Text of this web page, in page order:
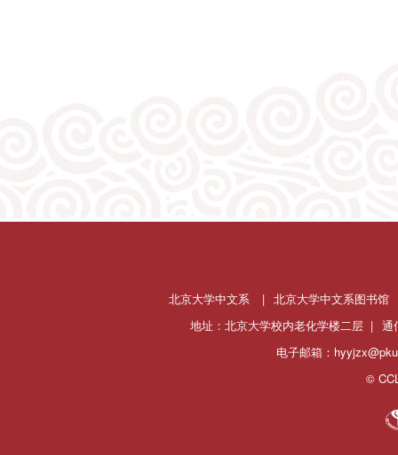
北京大学中文系 | 北京大学中文系图书馆
地址：北京大学校内老化学楼二层 | 通
电子邮箱：
©